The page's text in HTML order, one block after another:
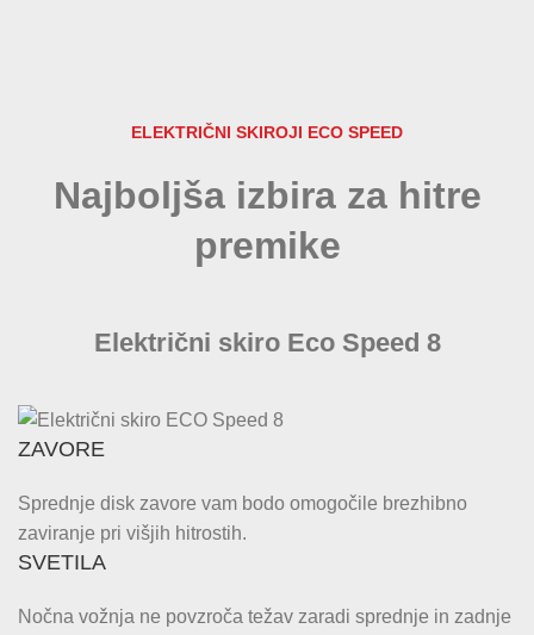
ELEKTRIČNI SKIROJI ECO SPEED
Najboljša izbira za hitre
premike
Električni skiro Eco Speed 8
ZAVORE
Sprednje disk zavore vam bodo omogočile brezhibno
zaviranje pri višjih hitrostih.
SVETILA
Nočna vožnja ne povzroča težav zaradi sprednje in zadnje